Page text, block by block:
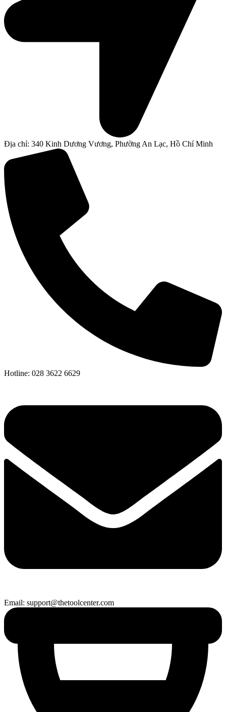
Địa chỉ: 340 Kinh Dương Vương, Phường An Lạc, Hồ Chí Minh
Hotline: 028 3622 6629
Email: support@thetoolcenter.com